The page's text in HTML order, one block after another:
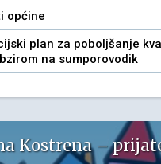
općine
plan za poboljšanje
na sumporovodik
Kostrena –